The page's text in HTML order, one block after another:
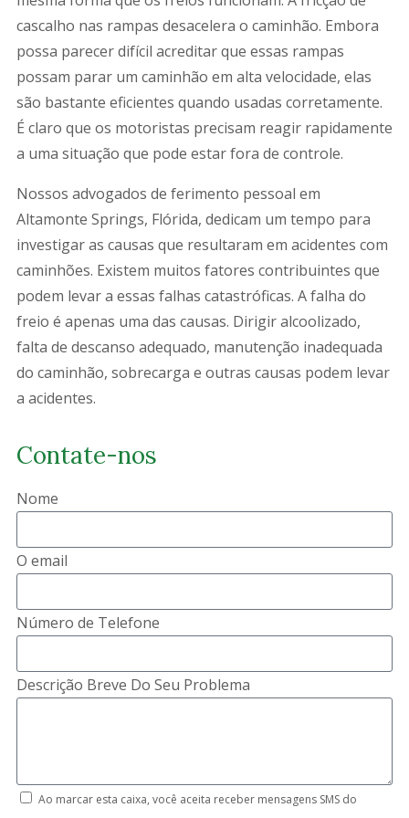
cascalho nas rampas desacelera o caminhão. Embora
possa parecer difícil acreditar que essas rampas
possam parar um caminhão em alta velocidade, elas
são bastante eficientes quando usadas corretamente.
É claro que os motoristas precisam reagir rapidamente
a uma situação que pode estar fora de controle.
Nossos advogados de ferimento pessoal em
Altamonte Springs, Flórida, dedicam um tempo para
investigar as causas que resultaram em acidentes com
caminhões. Existem muitos fatores contribuintes que
podem levar a essas falhas catastróficas. A falha do
freio é apenas uma das causas. Dirigir alcoolizado,
falta de descanso adequado, manutenção inadequada
do caminhão, sobrecarga e outras causas podem levar
a acidentes.
Contate-nos
Nome
O email
Número de Telefone
Descrição Breve Do Seu Problema
Ao marcar esta caixa, você aceita receber mensagens SMS do